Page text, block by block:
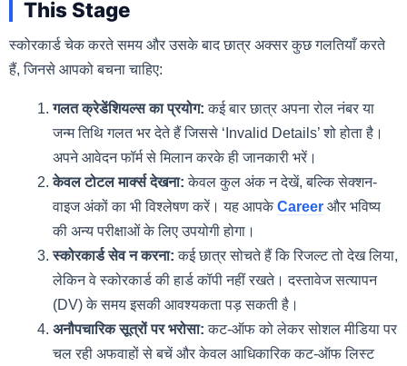
This Stage
स्कोरकार्ड चेक करते समय और उसके बाद छात्र अक्सर कुछ गलतियाँ करते
हैं, जिनसे आपको बचना चाहिए:
गलत क्रेडेंशियल्स का प्रयोग: कई बार छात्र अपना रोल नंबर या
जन्म तिथि गलत भर देते हैं जिससे ‘Invalid Details’ शो होता है।
अपने आवेदन फॉर्म से मिलान करके ही जानकारी भरें।
केवल टोटल मार्क्स देखना: केवल कुल अंक न देखें, बल्कि सेक्शन-
वाइज अंकों का भी विश्लेषण करें। यह आपकेCareer और भविष्य
की अन्य परीक्षाओं के लिए उपयोगी होगा।
स्कोरकार्ड सेव न करना: कई छात्र सोचते हैं कि रिजल्ट तो देख लिया,
लेकिन वे स्कोरकार्ड की हार्ड कॉपी नहीं रखते। दस्तावेज सत्यापन
(DV) के समय इसकी आवश्यकता पड़ सकती है।
अनौपचारिक सूत्रों पर भरोसा: कट-ऑफ को लेकर सोशल मीडिया पर
चल रही अफवाहों से बचें और केवल आधिकारिक कट-ऑफ लिस्ट